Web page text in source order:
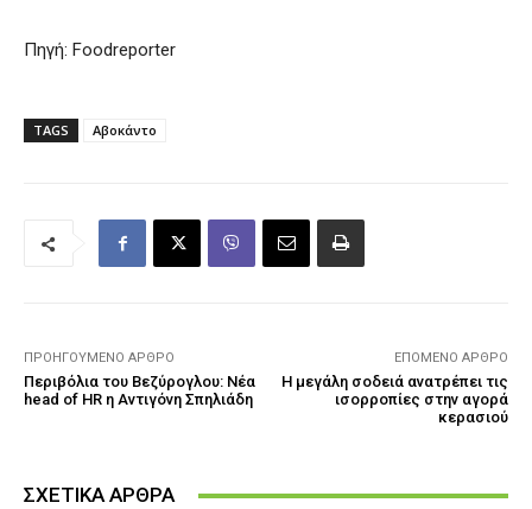
Πηγή: Foodreporter
TAGS Αβοκάντο
ΠΡΟΗΓΟΎΜΕΝΟ ΆΡΘΡΟ
Περιβόλια του Βεζύρογλου: Νέα
head of HR η Αντιγόνη Σπηλιάδη
ΕΠΌΜΕΝΟ ΆΡΘΡΟ
Η μεγάλη σοδειά ανατρέπει τις
ισορροπίες στην αγορά
κερασιού
ΣΧΕΤΙΚΑ ΑΡΘΡΑ